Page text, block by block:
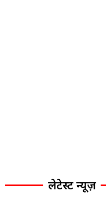
लेटेस्ट न्यूज़